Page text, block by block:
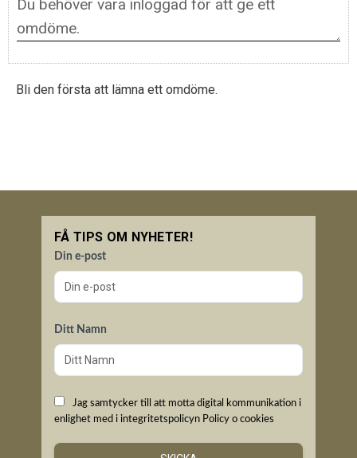
Bli den första att lämna ett omdöme.
FÅ TIPS OM NYHETER!
Din e-post
Ditt Namn
Jag samtycker till att motta digital kommunikation i
enlighet med i integritetspolicyn Policy o cookies